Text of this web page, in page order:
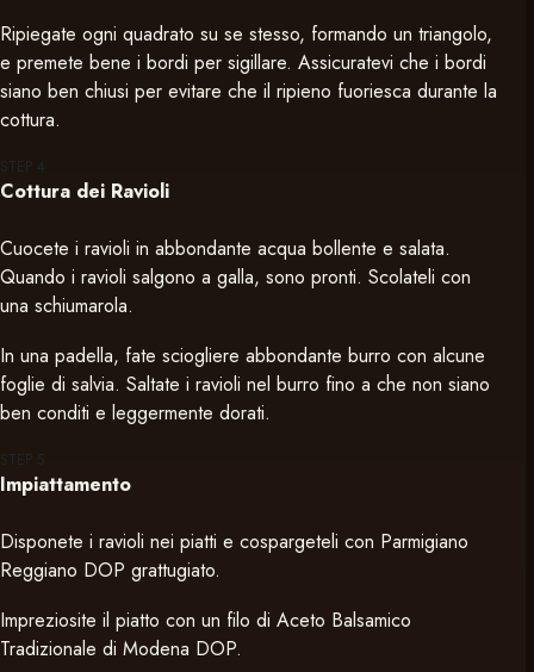
Ripiegate ogni quadrato su se stesso, formando un triangolo,
e premete bene i bordi per sigillare. Assicuratevi che i bordi
siano ben chiusi per evitare che il ripieno fuoriesca durante la
cottura.
STEP 4
Cottura dei Ravioli
Cuocete i ravioli in abbondante acqua bollente e salata.
Quando i ravioli salgono a galla, sono pronti. Scolateli con
una schiumarola.
In una padella, fate sciogliere abbondante burro con alcune
foglie di salvia. Saltate i ravioli nel burro fino a che non siano
ben conditi e leggermente dorati.
STEP 5
Impiattamento
Disponete i ravioli nei piatti e cospargeteli con Parmigiano
Reggiano DOP grattugiato.
Impreziosite il piatto con un filo di Aceto Balsamico
Tradizionale di Modena DOP.